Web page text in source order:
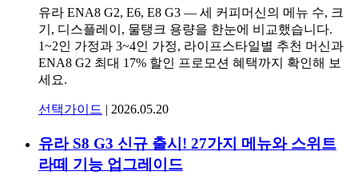
유라 ENA8 G2, E6, E8 G3 — 세 커피머신의 메뉴 수, 크
기, 디스플레이, 물탱크 용량을 한눈에 비교했습니다.
1~2인 가정과 3~4인 가정, 라이프스타일별 추천 머신과
ENA8 G2 최대 17% 할인 프로모션 혜택까지 확인해 보
세요.
선택가이드 | 2026.05.20
유라 S8 G3 신규 출시! 27가지 메뉴와 스위트
라떼 기능 업그레이드